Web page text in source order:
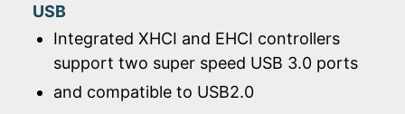
USB
Integrated XHCI and EHCI controllers
support two super speed USB 3.0 ports
and compatible to USB2.0